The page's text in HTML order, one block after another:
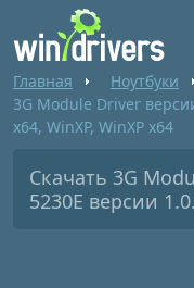
Главная Ноутбуки
3G Module Driver
x64, WinXP, WinXP x64
Скачать 3G
5230E версии